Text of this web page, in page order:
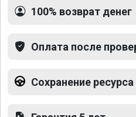
100% возврат денег
Оплата после
Сохранение ресурса